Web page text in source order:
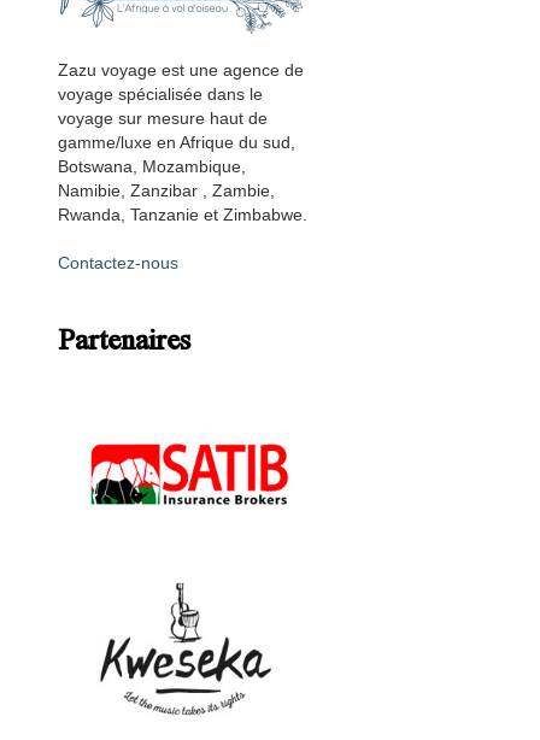
Zazu voyage est une agence de
voyage spécialisée dans le
voyage sur mesure haut de
gamme/luxe en Afrique du sud,
Botswana, Mozambique,
Namibie, Zanzibar , Zambie,
Rwanda, Tanzanie et Zimbabwe.
Contactez-nous
Partenaires